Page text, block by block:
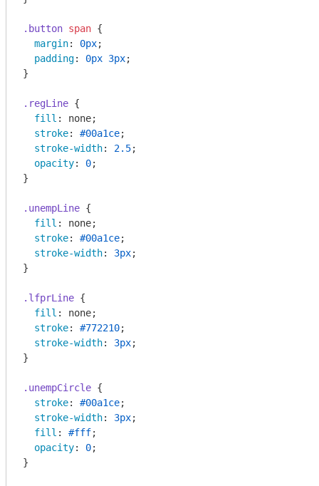
.button span {
margin: 0px;
padding: 0px 3px;
}
.regLine {
fill : none;
stroke: #00a1ce;
stroke-width: 2.5;
opacity: 0;
}
.unempLine {
fill : none;
stroke: #00a1ce;
stroke-width: 3px;
}
.lfprLine {
fill : none;
stroke: #772210;
stroke-width: 3px;
}
.unempCircle {
stroke: #00a1ce;
stroke-width: 3px;
fill : #fff;
opacity: 0;
}